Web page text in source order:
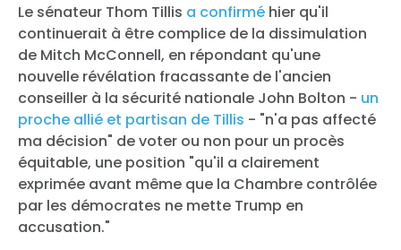
Le sénateur Thom Tillis a confirmé hier qu'il
continuerait à être complice de la dissimulation
de Mitch McConnell, en répondant qu'une
nouvelle révélation fracassante de l'ancien
conseiller à la sécurité nationale John Bolton - un
proche allié et partisan de Tillis - "n'a pas affecté
ma décision" de voter ou non pour un procès
équitable, une position "qu'il a clairement
exprimée avant même que la Chambre contrôlée
par les démocrates ne mette Trump en
accusation."